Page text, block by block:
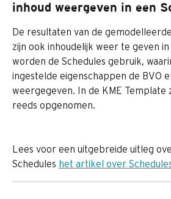
inhoud weergeven in een
De resultaten van de
zijn ook inhoudelijk weer te geven
worden de Schedules gebruik,
ingestelde eigenschappen de BVO
weergegeven. In de KME Template
reeds opgenomen.
Lees voor een uitgebreide uitleg
Schedules het artikel over